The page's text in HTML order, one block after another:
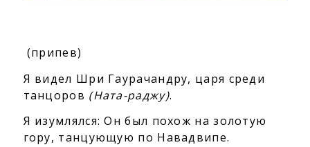
(припев)
Я видел Шри Гаурачандру, царя среди
танцоров (Ната-раджу).
Я изумлялся: Он был похож на золотую
гору, танцующую по Навадвипе.